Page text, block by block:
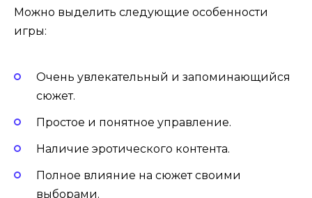
Можно выделить следующие особенности
игры:
Очень увлекательный и запоминающийся
сюжет.
Простое и понятное управление.
Наличие эротического контента.
Полное влияние на сюжет своими
выборами.